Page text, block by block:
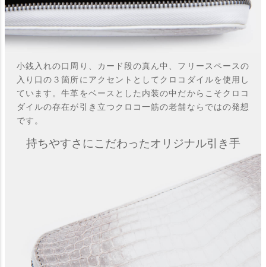
小銭入れの口周り、カード段の真ん中、フリースペースの
入り口の３箇所にアクセントとしてクロコダイルを使用し
ています。牛革をベースとした内装の中だからこそクロコ
ダイルの存在が引き立つクロコ一筋の老舗ならではの発想
です。
持ちやすさにこだわったオリジナル引き手